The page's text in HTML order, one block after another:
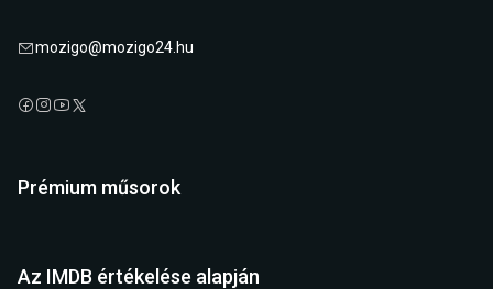
mozigo@mozigo24.hu
Prémium műsorok
Az IMDB értékelése alapján